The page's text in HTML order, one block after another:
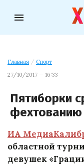
menu
Главная / Спорт
27/10/2017 — 16:33
Пятиборки
фехтованию
ИА
областной
девушек